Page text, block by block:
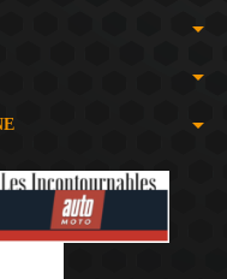
arrow_drop_down
arrow_drop_down
arrow_drop_down